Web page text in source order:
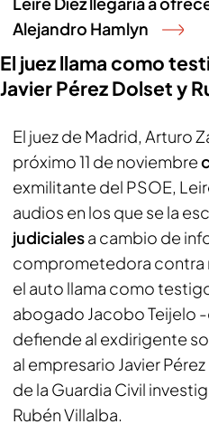
Alejandro Hamlyn
El juez llama como
Javier Pérez Dolset y
El juez de Madrid, Arturo
próximo 11 de noviembre
exmilitante del PSOE,
audios en los que se la
judicialesa cambio de
comprometedora contra
el auto llama como
abogado Jacobo Teijelo
defiende al exdirigente
al empresario Javier
de la Guardia Civil
Rubén Villalba.